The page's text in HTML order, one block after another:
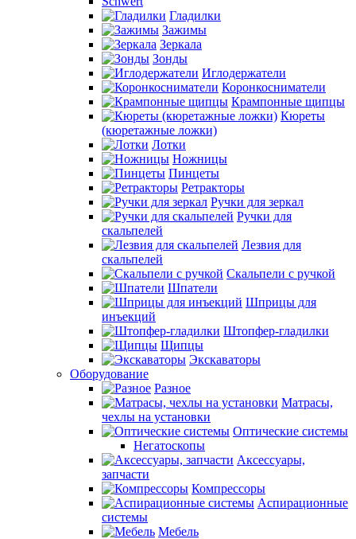
Гладилки
Зажимы
Зеркала
Зонды
Иглодержатели
Коронкосниматели
Крампонные щипцы
Кюреты
(кюретажные ложки)
Лотки
Ножницы
Пинцеты
Ретракторы
Ручки для зеркал
Ручки для
скальпелей
Лезвия для
скальпелей
Скальпели с ручкой
Шпатели
Шприцы для
инъекций
Штопфер-гладилки
Щипцы
Экскаваторы
Оборудование
Разное
Матрасы,
чехлы на установки
Оптические системы
Негатоскопы
Аксессуары,
запчасти
Компрессоры
Аспирационные
системы
Мебель